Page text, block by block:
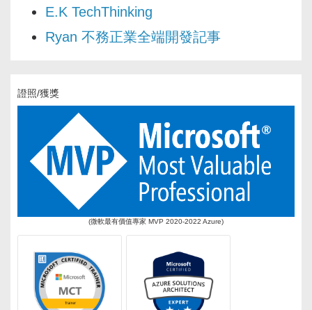
E.K TechThinking
Ryan 不務正業全端開發記事
證照/獲獎
(微軟最有價值專家 MVP 2020-2022 Azure)